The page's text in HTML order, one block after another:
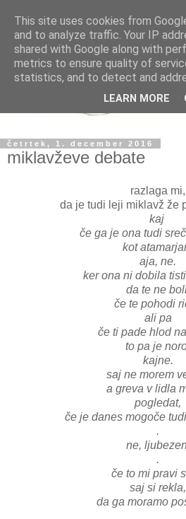
četrtek, 1. december 2016
miklavževe debate
razlaga mi,
da je tudi leji miklavž že
kaj
če ga je ona tudi
kot
aja, ne.
ker ona ni dobila
da te ne
če te pohodi
ali pa
če ti pade hlod
to pa je
kajne.
saj ne morem
a greva v lidla
pogledat,
če je danes mogoče
.
ne,
.
če to mi pravi
saj si rekla,
da ga moramo
This site uses cookies from
and to analyze traffic. Your IP
shared with Google along with
metrics to ensure quality of
statistics, and to detect and
LEARN MORE